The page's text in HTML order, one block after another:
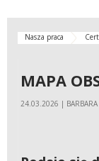
Nasza praca
MAPA
24.03.2026 | BARBARA